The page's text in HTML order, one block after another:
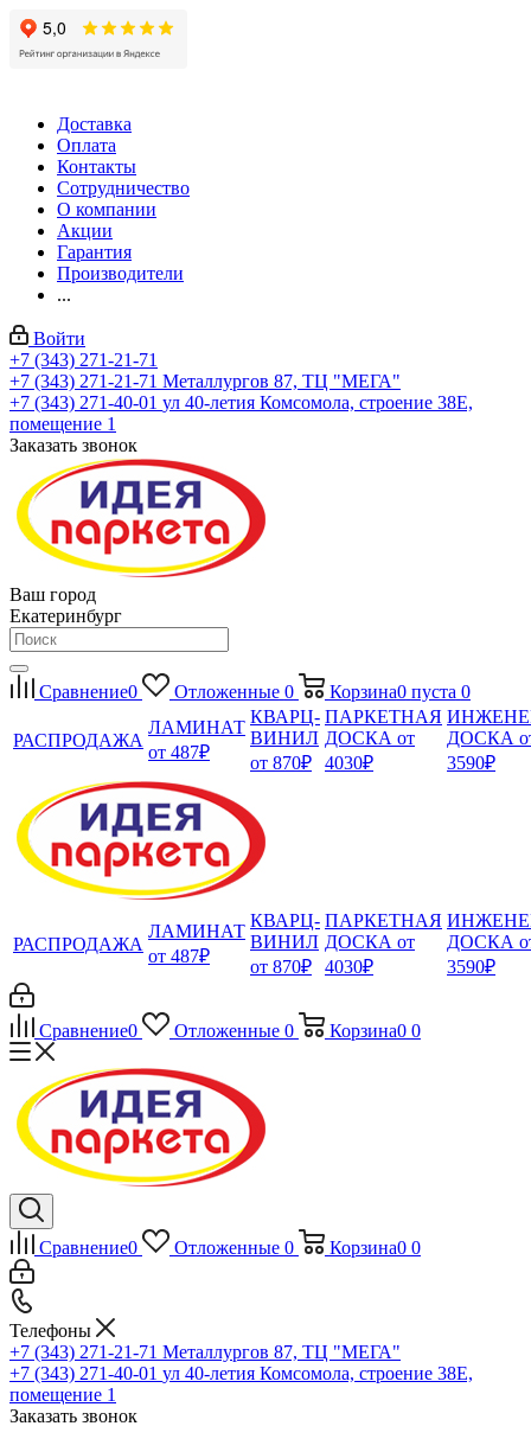
Доставка
Оплата
Контакты
Сотрудничество
О компании
Акции
Гарантия
Производители
...
Войти
+7 (343) 271-21-71
+7 (343) 271-21-71 Металлургов 87, ТЦ "МЕГА"
+7 (343) 271-40-01 ул 40-летия Комсомола, строение 38Е,
помещение 1
Заказать звонок
Ваш город
Екатеринбург
Сравнение0 Отложенные 0 Корзина0 пуста 0
РАСПРОДАЖА
ЛАМИНАТ
от 487₽
КВАРЦ-
ВИНИЛ
от 870₽
ПАРКЕТНАЯ
ДОСКА от
4030₽
ДОСКА
3590₽
РАСПРОДАЖА
ЛАМИНАТ
от 487₽
КВАРЦ-
ВИНИЛ
от 870₽
ПАРКЕТНАЯ
ДОСКА от
4030₽
ДОСКА
3590₽
Сравнение0 Отложенные 0 Корзина0 0
Сравнение0 Отложенные 0 Корзина0 0
Телефоны
+7 (343) 271-21-71 Металлургов 87, ТЦ "МЕГА"
+7 (343) 271-40-01 ул 40-летия Комсомола, строение 38Е,
помещение 1
Заказать звонок